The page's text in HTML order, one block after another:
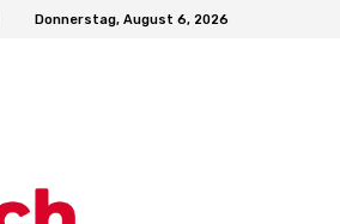
Donnerstag, August 6, 2026